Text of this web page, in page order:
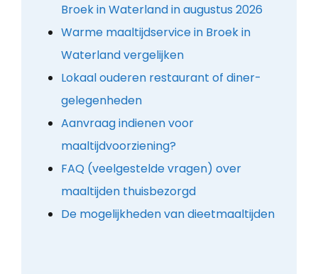
Broek in Waterland in augustus 2026
Warme maaltijdservice in Broek in
Waterland vergelijken
Lokaal ouderen restaurant of diner-
gelegenheden
Aanvraag indienen voor
maaltijdvoorziening?
FAQ (veelgestelde vragen) over
maaltijden thuisbezorgd
De mogelijkheden van dieetmaaltijden